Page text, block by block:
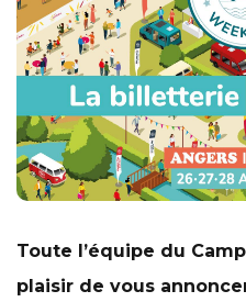
Toute l’équipe du
plaisir de vous